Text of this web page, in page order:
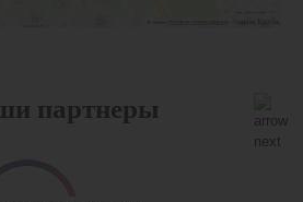
партнеры